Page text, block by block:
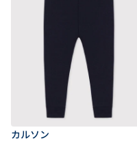
カルソン